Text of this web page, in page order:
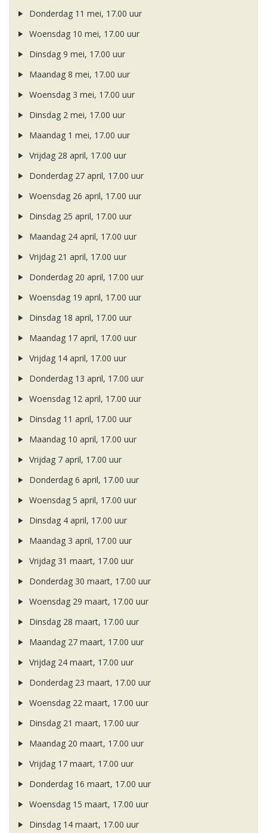
Donderdag 11 mei, 17.00 uur
Woensdag 10 mei, 17.00 uur
Dinsdag 9 mei, 17.00 uur
Maandag 8 mei, 17.00 uur
Woensdag 3 mei, 17.00 uur
Dinsdag 2 mei, 17.00 uur
Maandag 1 mei, 17.00 uur
Vrijdag 28 april, 17.00 uur
Donderdag 27 april, 17.00 uur
Woensdag 26 april, 17.00 uur
Dinsdag 25 april, 17.00 uur
Maandag 24 april, 17.00 uur
Vrijdag 21 april, 17.00 uur
Donderdag 20 april, 17.00 uur
Woensdag 19 april, 17.00 uur
Dinsdag 18 april, 17.00 uur
Maandag 17 april, 17.00 uur
Vrijdag 14 april, 17.00 uur
Donderdag 13 april, 17.00 uur
Woensdag 12 april, 17.00 uur
Dinsdag 11 april, 17.00 uur
Maandag 10 april, 17.00 uur
Vrijdag 7 april, 17.00 uur
Donderdag 6 april, 17.00 uur
Woensdag 5 april, 17.00 uur
Dinsdag 4 april, 17.00 uur
Maandag 3 april, 17.00 uur
Vrijdag 31 maart, 17.00 uur
Donderdag 30 maart, 17.00 uur
Woensdag 29 maart, 17.00 uur
Dinsdag 28 maart, 17.00 uur
Maandag 27 maart, 17.00 uur
Vrijdag 24 maart, 17.00 uur
Donderdag 23 maart, 17.00 uur
Woensdag 22 maart, 17.00 uur
Dinsdag 21 maart, 17.00 uur
Maandag 20 maart, 17.00 uur
Vrijdag 17 maart, 17.00 uur
Donderdag 16 maart, 17.00 uur
Woensdag 15 maart, 17.00 uur
Dinsdag 14 maart, 17.00 uur